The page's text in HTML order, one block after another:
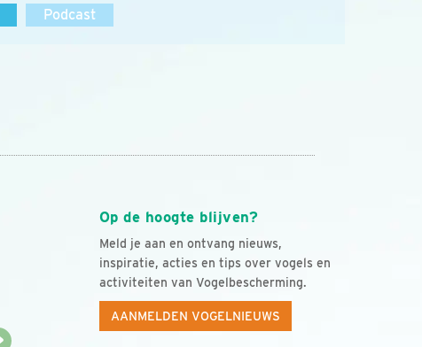
Podcast
Op de hoogte blijven?
Meld je aan en ontvang nieuws,
inspiratie, acties en tips over vogels en
activiteiten van Vogelbescherming.
AANMELDEN VOGELNIEUWS